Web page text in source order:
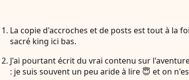
La copie d'accroches et de posts est tout à la
sacré king ici bas.
J'ai pourtant écrit du vrai contenu sur
: je suis souvent un peu aride à lire 😇 et on